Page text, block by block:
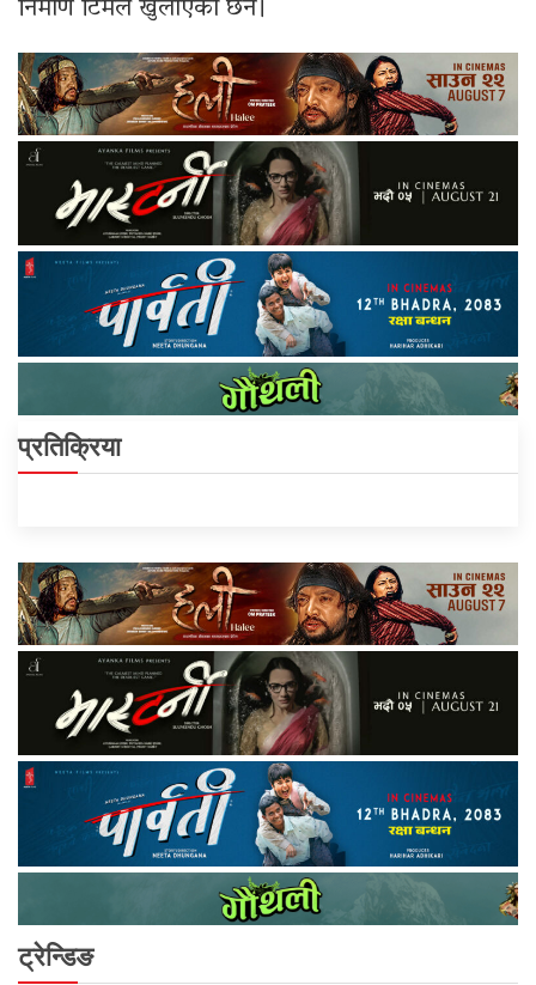
प्रतिक्रिया
ट्रेन्डिङ